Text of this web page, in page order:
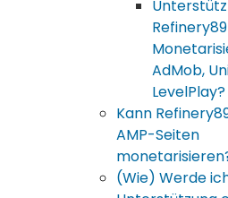
AdMob,
LevelPlay?
Kann
AMP-Seiten
(Wie) Werde